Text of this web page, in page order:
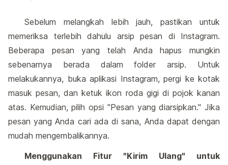
Sebelum melangkah lebih jauh, pastikan untuk
memeriksa terlebih dahulu arsip pesan di Instagram.
Beberapa pesan yang telah Anda hapus mungkin
sebenarnya berada dalam folder arsip. Untuk
melakukannya, buka aplikasi Instagram, pergi ke kotak
masuk pesan, dan ketuk ikon roda gigi di pojok kanan
atas. Kemudian, pilih opsi "Pesan yang diarsipkan." Jika
pesan yang Anda cari ada di sana, Anda dapat dengan
mudah mengembalikannya.
Menggunakan Fitur "Kirim Ulang" untuk